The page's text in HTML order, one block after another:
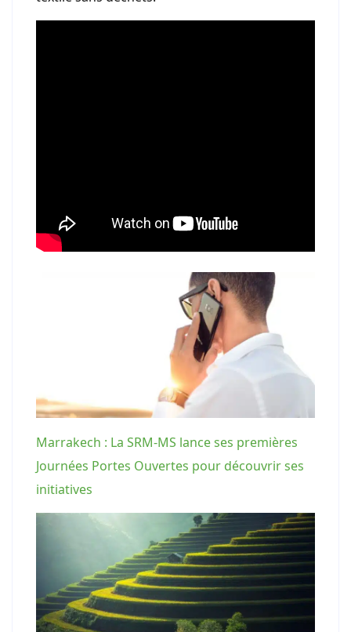
Marrakech : La SRM-MS lance ses premières
Journées Portes Ouvertes pour découvrir ses
initiatives